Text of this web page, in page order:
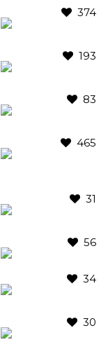
374
193
83
465
31
56
34
30